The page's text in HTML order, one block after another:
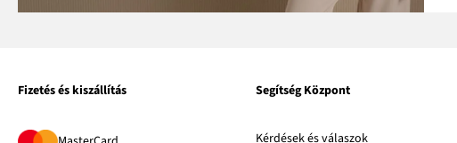
Fizetés és kiszállítás Segítség Központ
Kérdések és válaszok